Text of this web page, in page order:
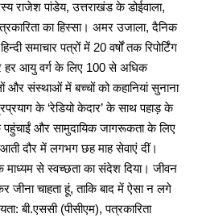
पांडेय, उत्तराखंड के डोईवाला,
का हिस्सा। अमर उजाला, दैनिक
समाचार पत्रों में 20 वर्षों तक रिपोर्टिंग
आयु वर्ग के लिए 100 से अधिक
और संस्थाओं में बच्चों को कहानियां सुनाना
के ‘रेडियो केदार’ के साथ पहाड़ के
पहुंचाईं और सामुदायिक जागरूकता के लिए
दौर में लगभग छह माह सेवाएं दीं।
माध्यम से स्वच्छता का संदेश दिया। जीवन
जीना चाहता हूं, ताकि बाद में ऐसा न लगे
बी.एससी (पीसीएम), पत्रकारिता